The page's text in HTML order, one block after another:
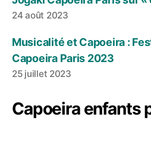
24 août 2023
Musicalité et Capoeira :
Capoeira Paris 2023
25 juillet 2023
Capoeira enfants